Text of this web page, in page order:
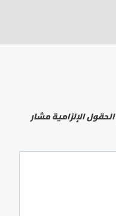
الحقول الإلزامية مشار